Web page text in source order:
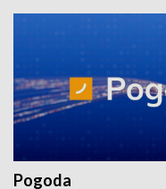
Pogoda